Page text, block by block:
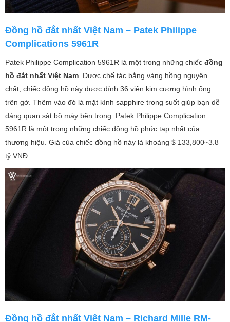
Đồng hồ đắt nhất Việt Nam – Patek Philippe
Complications 5961R
Patek Philippe Complication 5961R là một trong những chiếc đồng
hồ đắt nhất Việt Nam . Được chế tác bằng vàng hồng nguyên
chất, chiếc đồng hồ này được đính 36 viên kim cương hình ống
trên gờ. Thêm vào đó là mặt kính sapphire trong suốt giúp bạn dễ
dàng quan sát bộ máy bên trong. Patek Philippe Complication
5961R là một trong những chiếc đồng hồ phức tạp nhất của
thương hiệu. Giá của chiếc đồng hồ này là khoảng $ 133,800~3.8
tỷ VNĐ.
Đồng hồ đắt nhất Việt Nam – Richard Mille RM-